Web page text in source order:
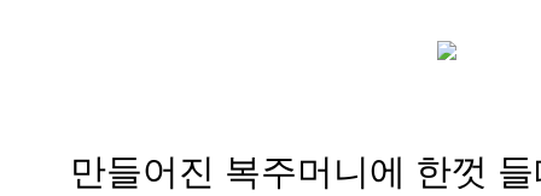
만들어진 복주머니에 한껏